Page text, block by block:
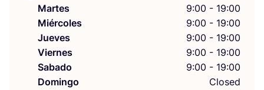
Martes
9:00 - 19:00
Miércoles
9:00 - 19:00
Jueves
9:00 - 19:00
Viernes
9:00 - 19:00
Sabado
9:00 - 19:00
Domingo
Closed